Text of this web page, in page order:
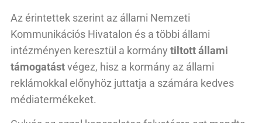
Az érintettek szerint az állami Nemzeti
Kommunikációs Hivatalon és a többi állami
intézményen keresztül a kormány tiltott állami
támogatástvégez, hisz a kormány az állami
reklámokkal előnyhöz juttatja a számára kedves
médiatermékeket.